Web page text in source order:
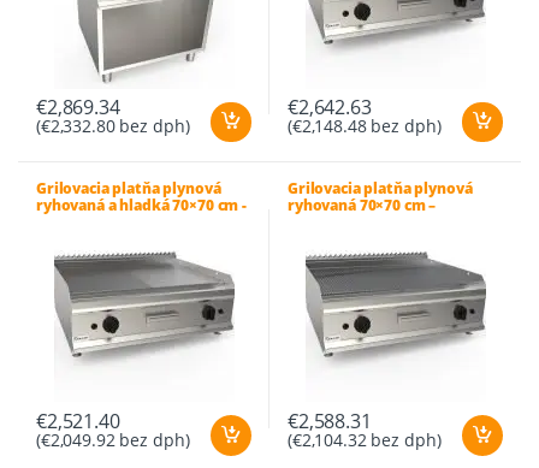
€2,869.34
(€2,332.80bez dph)
€2,642.63
(€2,148.48bez dph)
Grilovacia platňa plynová
ryhovaná a hladká 70×70 cm -
€2,521.40
(€2,049.92bez dph)
Grilovacia platňa plynová
ryhovaná 70×70 cm –
€2,588.31
(€2,104.32bez dph)